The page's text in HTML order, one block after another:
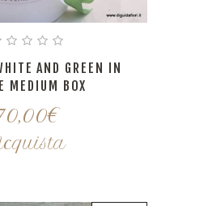
AND GREEN IN
MEDIUM BOX
€